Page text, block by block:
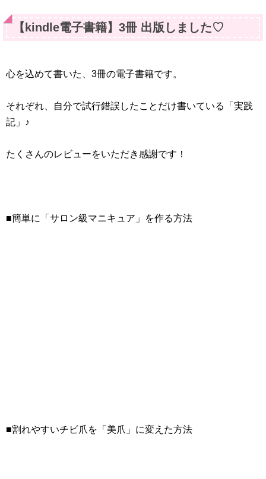
【kindle電子書籍】3冊 出版しました♡
心を込めて書いた、3冊の電子書籍です。
それぞれ、自分で試行錯誤したことだけ書いている「実践
記」♪
たくさんのレビューをいただき感謝です！
■簡単に「サロン級マニキュア」を作る方法
■割れやすいチビ爪を「美爪」に変えた方法